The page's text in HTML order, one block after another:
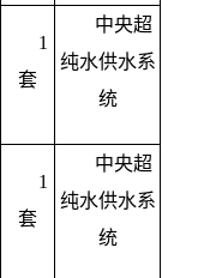
1
套
中央超
纯水供水系
统
1
套
中央超
纯水供水系
统